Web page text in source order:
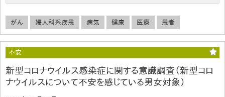
がん 婦人科系疾患 病気 健康 医療 患者
不安
新型コロナウイルス感染症に関する意識調査（新型コロ
ナウイルスについて不安を感じている男女対象）